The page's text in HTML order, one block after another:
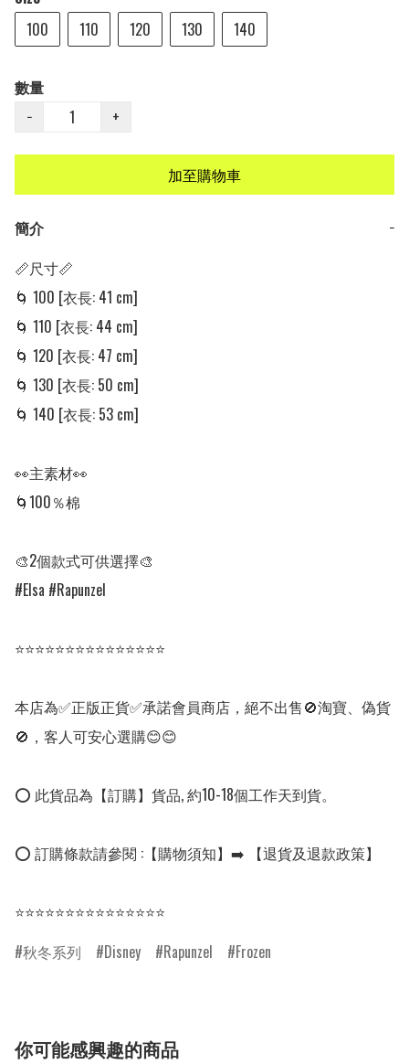
100
110 120 130 140
數量
−
+
加至購物車
簡介
−
📏尺寸📏
🌀 100 [衣長: 41 cm]
🌀 110 [衣長: 44 cm]
🌀 120 [衣長: 47 cm]
🌀 130 [衣長: 50 cm]
🌀 140 [衣長: 53 cm]
👀主素材👀
🌀100％棉
🎨2個款式可供選擇🎨
#Elsa #Rapunzel
⭐⭐⭐⭐⭐⭐⭐⭐⭐⭐⭐⭐⭐⭐⭐
本店為✅正版正貨✅承諾會員商店，絕不出售🚫淘寶、偽貨
🚫，客人可安心選購😊😊
⭕ 此貨品為【訂購】貨品, 約10-18個工作天到貨。
⭕ 訂購條款請參閱 :【購物須知】➡️ 【退貨及退款政策】
⭐⭐⭐⭐⭐⭐⭐⭐⭐⭐⭐⭐⭐⭐⭐
秋冬系列
Disney Rapunzel Frozen
你可能感興趣的商品